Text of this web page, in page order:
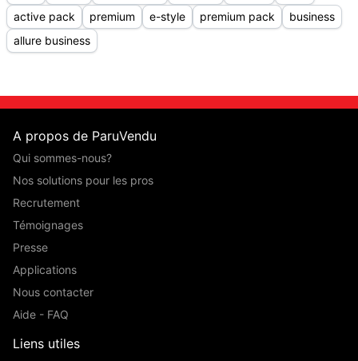
active pack
premium e-style premium pack
business
allure business
A propos de ParuVendu
Qui sommes-nous?
Nos solutions pour les pros
Recrutement
Témoignages
Presse
Applications
Nous contacter
Aide - FAQ
Liens utiles